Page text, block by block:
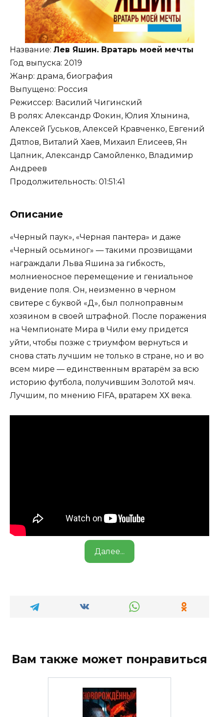
Название: Лев Яшин. Вратарь моей мечты
Год выпуска: 2019
Жанр: драма, биография
Выпущено: Россия
Режиссер: Василий Чигинский
В ролях: Александр Фокин, Юлия Хлынина,
Алексей Гуськов, Алексей Кравченко, Евгений
Дятлов, Виталий Хаев, Михаил Елисеев, Ян
Цапник, Александр Самойленко, Владимир
Андреев
Продолжительность: 01:51:41
Описание
«Черный паук», «Черная пантера» и даже
«Черный осьминог» — такими прозвищами
награждали Льва Яшина за гибкость,
молниеносное перемещение и гениальное
видение поля. Он, неизменно в черном
свитере с буквой «Д», был полноправным
хозяином в своей штрафной. После поражения
на Чемпионате Мира в Чили ему придется
уйти, чтобы позже с триумфом вернуться и
снова стать лучшим не только в стране, но и во
всем мире — единственным вратарём за всю
историю футбола, получившим Золотой мяч.
Лучшим, по мнению FIFA, вратарем ХХ века.
Далее...
Вам также может понравиться